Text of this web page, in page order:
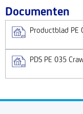
Documenten
Productblad PE
PDS PE 035